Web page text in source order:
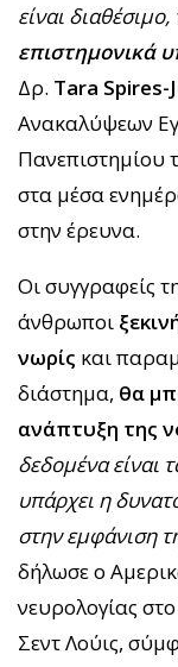
είναι διαθέσιμο,
επιστημονικά
Δρ. Tara Spires-
Ανακαλύψεων
Πανεπιστημίου
στα μέσα
στην έρευνα.
Οι συγγραφείς
άνθρωποι
νωρίς και
διάστημα, θα
ανάπτυξη της
δεδομένα είναι
υπάρχει η
στην εμφάνιση
δήλωσε ο
νευρολογίας
Σεντ Λούις,